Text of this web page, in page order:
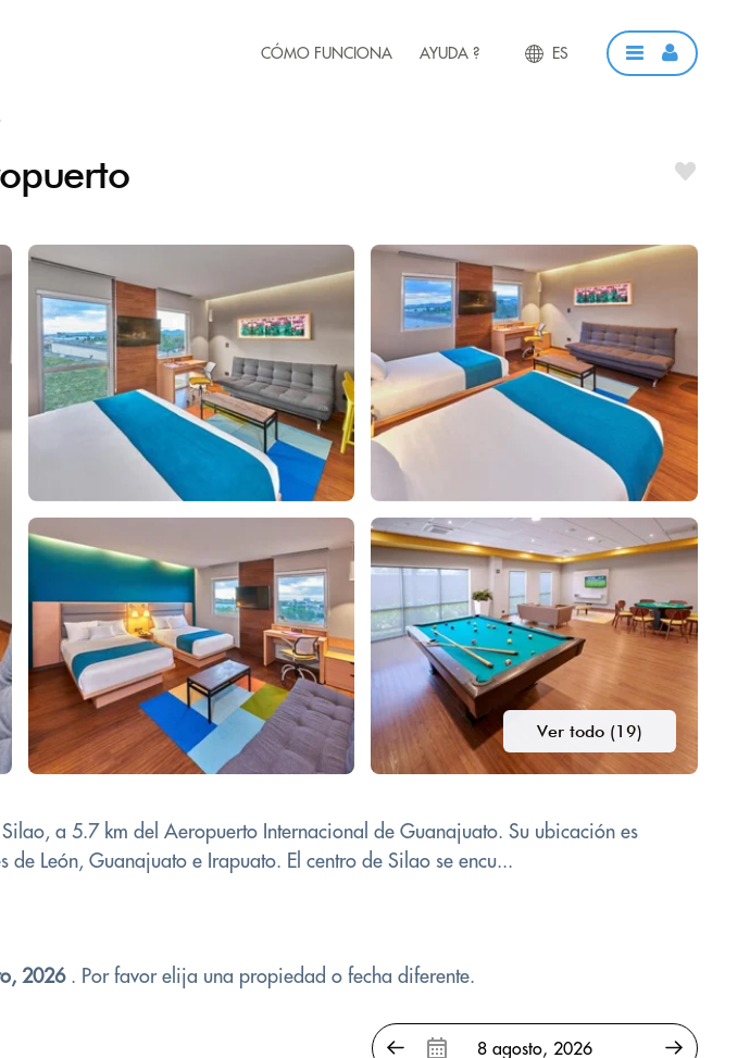
CÓMO FUNCIONA AYUDA ? ES
Ver todo (19)
a 5.7 km del Aeropuerto Internacional de Guanajuato. Su ubicación es
León, Guanajuato e Irapuato. El centro de Silao se encu...
2026. Por favor elija una propiedad o fecha diferente.